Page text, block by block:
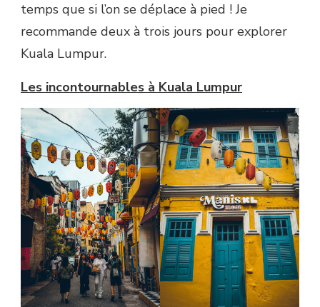
temps que si l’on se déplace à pied ! Je
recommande deux à trois jours pour explorer
Kuala Lumpur.
Les incontournables à Kuala Lumpur